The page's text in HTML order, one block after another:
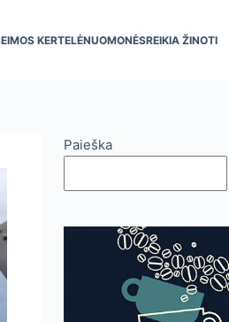
KERTELĖNUOMONĖSREIKIA ŽINOTI
Paieška